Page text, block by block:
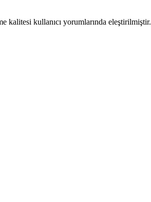
kalitesi kullanıcı yorumlarında eleştirilmiştir.